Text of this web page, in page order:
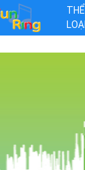
THỂ
LOẠI